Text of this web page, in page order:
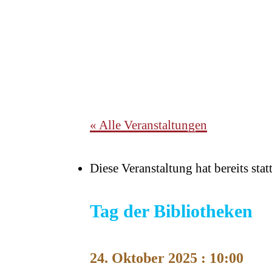
« Alle Veranstaltungen
Diese Veranstaltung hat bereits
Tag der Bibliotheken
24. Oktober 2025 : 10:00